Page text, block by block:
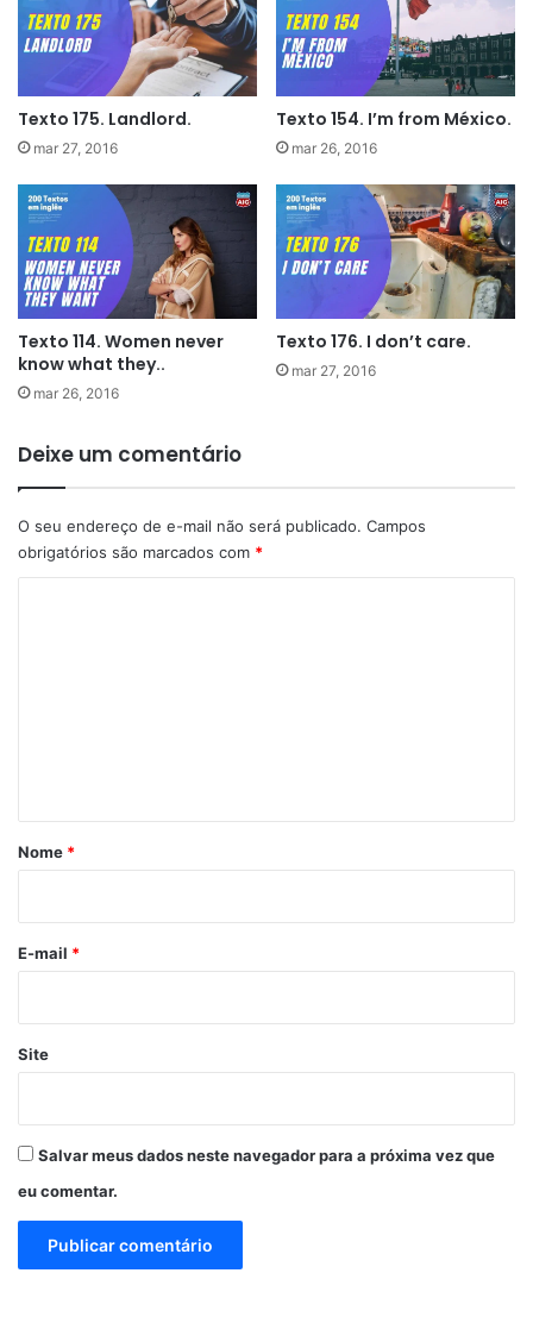
Texto 175. Landlord.
mar 27, 2016
Texto 154. I’m from México.
mar 26, 2016
Texto 114. Women never
know what they..
mar 26, 2016
Texto 176. I don’t care.
mar 27, 2016
Deixe um comentário
O seu endereço de e-mail não será publicado. Campos
obrigatórios são marcados com *
r
*
Nome *
E-mail *
Site
Salvar meus dados neste navegador para a próxima vez que
eu comentar.